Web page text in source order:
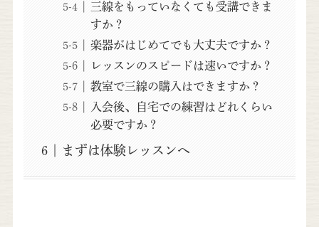
三線をもっていなくても受講できま
すか？
楽器がはじめてでも大丈夫ですか？
レッスンのスピードは速いですか？
教室で三線の購入はできますか？
入会後、自宅での練習はどれくらい
必要ですか？
まずは体験レッスンへ